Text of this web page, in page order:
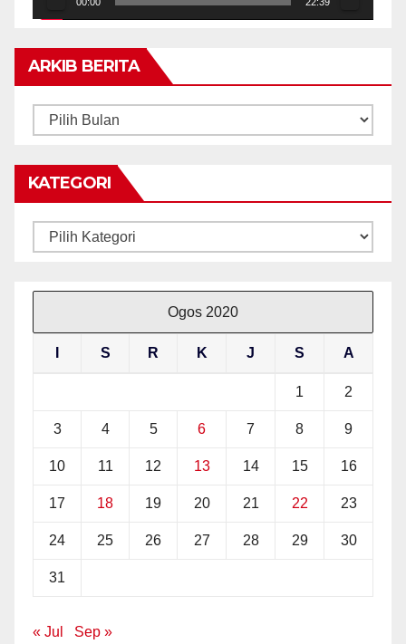
ARKIB BERITA
ARKIB
KATEGORI
Kategori
Ogos 2020
S R K J S A
1 2
3 4 5 6 7 8 9
10 11 12 13 14 15 16
17 18 19 20 21 22 23
24 25 26 27 28 29 30
31
« Jul Sep »